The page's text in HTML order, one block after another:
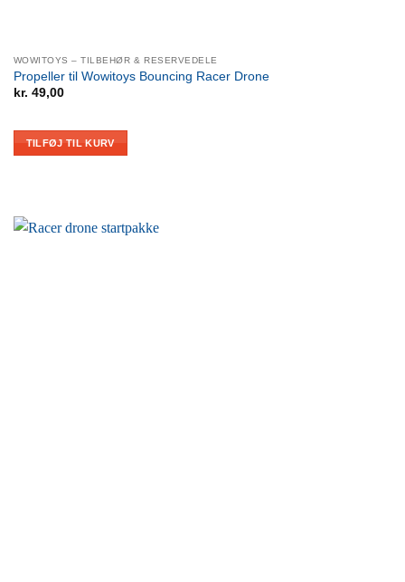
WOWITOYS – TILBEHØR & RESERVEDELE
Propeller til Wowitoys Bouncing Racer Drone
kr. 49,00
TILFØJ TIL KURV